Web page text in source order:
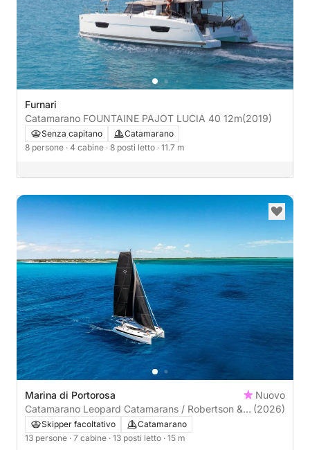
Furnari
Catamarano FOUNTAINE PAJOT LUCIA 40 12m(2019)
Senza capitano
Catamarano
8 persone · 4 cabine · 8 posti letto · 11.7 m
Marina di Portorosa
Nuovo
Catamarano Leopard Catamarans / Robertson &
Caine Leopard 52 15m
(2026)
Skipper facoltativo
Catamarano
13 persone · 7 cabine · 13 posti letto · 15 m